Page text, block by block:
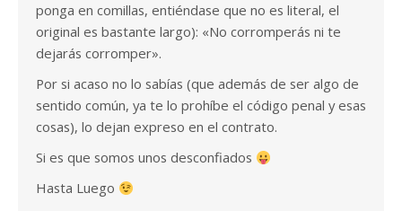
ponga en comillas, entiéndase que no es literal, el
original es bastante largo): «No corromperás ni te
dejarás corromper».
Por si acaso no lo sabías (que además de ser algo de
sentido común, ya te lo prohíbe el código penal y esas
cosas), lo dejan expreso en el contrato.
Si es que somos unos desconfiados
Hasta Luego